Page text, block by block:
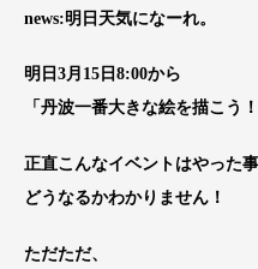
news:明日天気になーれ。
明日3月15日8:00から
「丹波一番大きな絵を描こう
正直こんなイベントはやった事
どうなるかわかりません！
ただただ、